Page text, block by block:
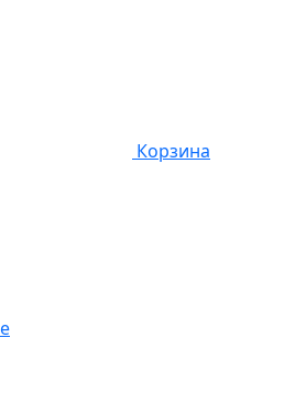
Корзина